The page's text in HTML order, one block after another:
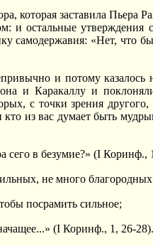
которая заставила Пьера
и остальные утверждения
самодержавия: «Нет, что
и потому казалось
и Каракаллу и
с точки зрения
из вас думает быть
сего в безумие?» (I Коринф.,
не много
посрамить сильное;
(I Коринф., 1, 26-28).